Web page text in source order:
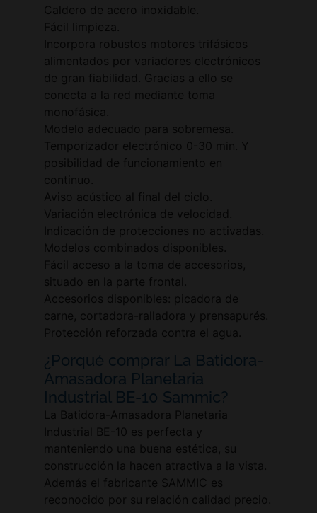
Caldero de acero inoxidable.
Fácil limpieza.
Incorpora robustos motores trifásicos
alimentados por variadores electrónicos
de gran fiabilidad. Gracias a ello se
conecta a la red mediante toma
monofásica.
Modelo adecuado para sobremesa.
Temporizador electrónico 0-30 min. Y
posibilidad de funcionamiento en
continuo.
Aviso acústico al final del ciclo.
Variación electrónica de velocidad.
Indicación de protecciones no activadas.
Modelos combinados disponibles.
Fácil acceso a la toma de accesorios,
situado en la parte frontal.
Accesorios disponibles: picadora de
carne, cortadora-ralladora y prensapurés.
Protección reforzada contra el agua.
¿Porqué comprar La Batidora-
Amasadora Planetaria
Industrial BE-10 Sammic?
La Batidora-Amasadora Planetaria
Industrial BE-10 es perfecta y
manteniendo una buena estética, su
construcción la hacen atractiva a la vista.
Además el fabricante SAMMIC es
reconocido por su relación calidad precio.